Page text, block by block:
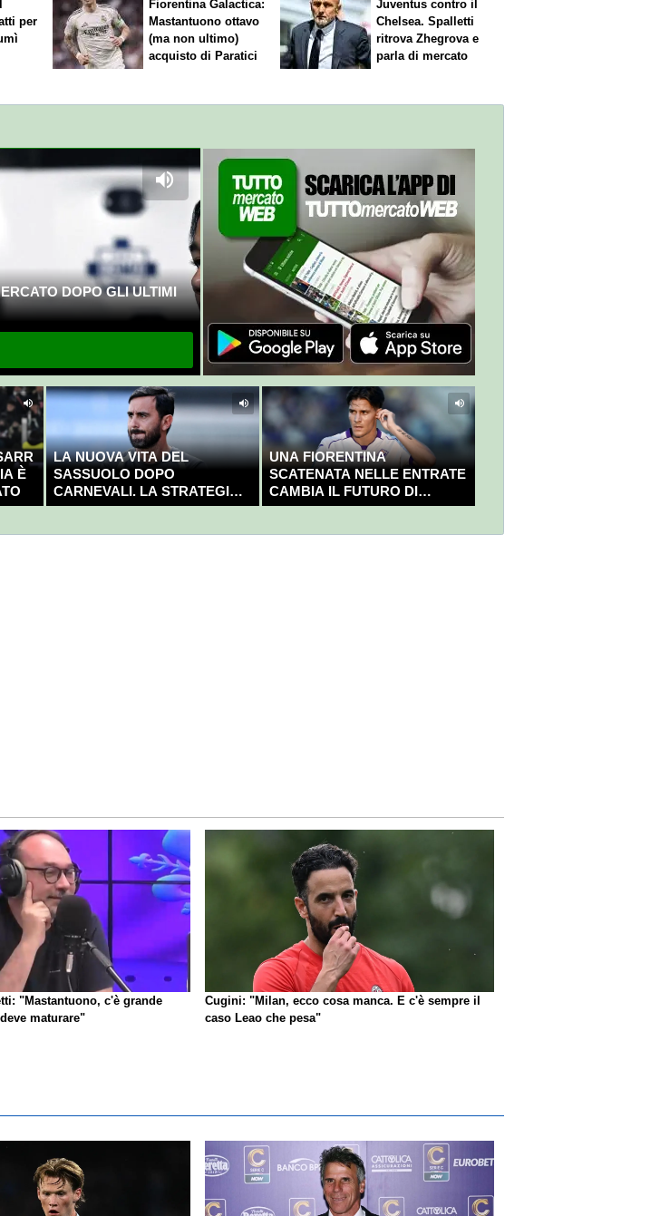
per
FiorentinaGalactica:
Mastantuono ottavo
(ma non ultimo)
acquisto di Paratici
Juventus contro il
Chelsea. Spalletti
ritrova Zhegrova e
parla di mercato
DOPO GLI ULTIMI
È
LA NUOVA VITA DEL
SASSUOLO DOPO
CARNEVALI. LA STRATEGIA È
GIÀ CHIARA E DECISA
UNA FIORENTINA
SCATENATA NELLE ENTRATE
CAMBIA IL FUTURO DI
NICOLÒ FAGIOLI?
"Mastantuono, c'è grande
maturare"
Cugini: "Milan, ecco cosa manca. E c'è sempre il
caso Leao che pesa"